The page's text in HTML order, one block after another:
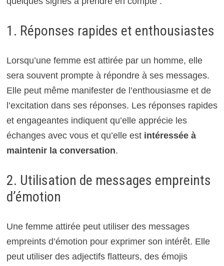
1. Réponses rapides et enthousiastes
Lorsqu’une femme est attirée par un homme, elle
sera souvent prompte à répondre à ses messages.
Elle peut même manifester de l’enthousiasme et de
l’excitation dans ses réponses. Les réponses rapides
et engageantes indiquent qu’elle apprécie les
échanges avec vous et qu’elle est intéressée à
maintenir la conversation.
2. Utilisation de messages empreints
d’émotion
Une femme attirée peut utiliser des messages
empreints d’émotion pour exprimer son intérêt. Elle
peut utiliser des adjectifs flatteurs, des émojis